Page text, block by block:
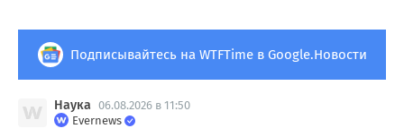
Подписывайтесь на WTFTime в Google.Новости
Наука 06.08.2026 в 11:50
Evernews